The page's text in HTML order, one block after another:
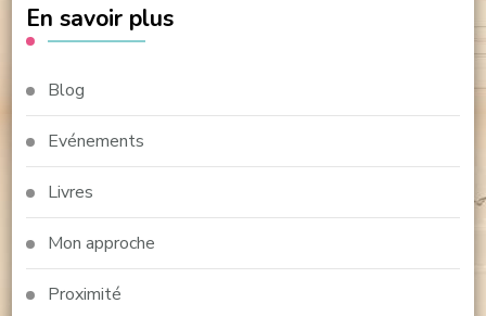
En savoir plus
Blog
Evénements
Livres
Mon approche
Proximité